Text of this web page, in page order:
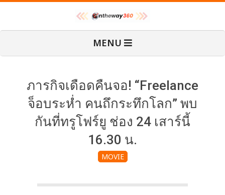
content
O
n
MENU
ภารกิจเดือดคืนจอ! “Freelance
จ็อบระห่ำ คนถึกระทึกโลก” พบ
กันที่ทรูโฟร์ยู ช่อง 24 เสาร์นี้
16.30 น.
MOVIE